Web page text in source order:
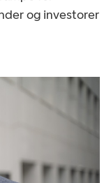
og investorer